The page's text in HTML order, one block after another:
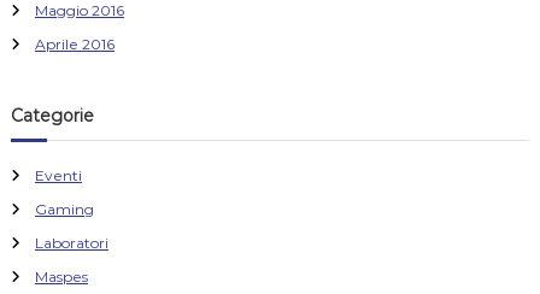
Maggio 2016
Aprile 2016
Categorie
Eventi
Gaming
Laboratori
Maspes